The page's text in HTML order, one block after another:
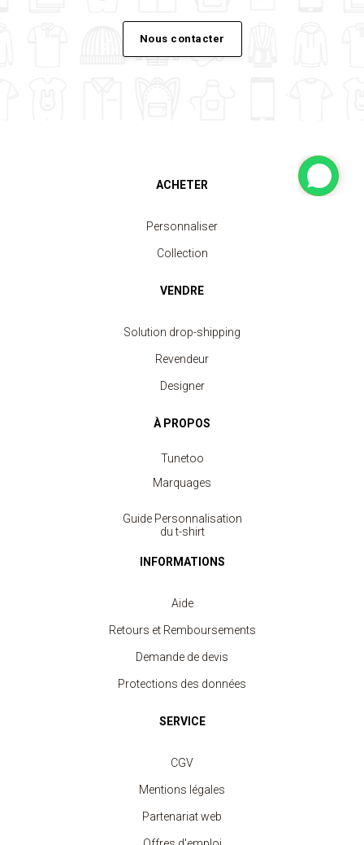
à partir de 14.90 €
Nous contacter
ACHETER
Personnaliser
Collection
VENDRE
Solution drop-shipping
Revendeur
Designer
À PROPOS
Tunetoo
Marquages
Guide Personnalisation
du t-shirt
INFORMATIONS
Aide
Retours et Remboursements
Demande de devis
Protections des données
SERVICE
CGV
Mentions légales
Partenariat web